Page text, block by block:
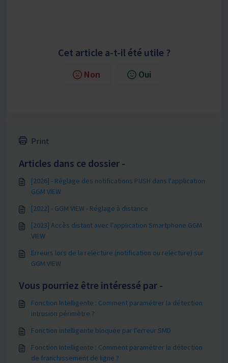
Cet article a-t-il été utile ?
Non Oui
Print
Articles dans ce dossier -
[2026] - Réglage des notifications PUSH dans l'application
GGM VIEW
[2022] - GGM VIEW - Réglage à distance
[2023] Accès distant avec l’application Smartphone GGM
VIEW
Erreurs lors de la relecture (notification ou relecture) sur
GGM VIEW
Vous pourriez être intéressé par -
Fonction Intelligente : Comment paramétrer la détection
intrusion périmètre ?
Fonction intelligente bloquée par l'erreur SMD
Fonction Intelligente : Comment paramétrer la détection
de franchissement de ligne ?